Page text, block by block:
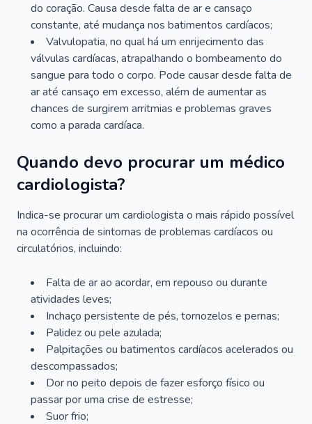
do coração. Causa desde falta de ar e cansaço
constante, até mudança nos batimentos cardíacos;
Valvulopatia, no qual há um enrijecimento das
válvulas cardíacas, atrapalhando o bombeamento do
sangue para todo o corpo. Pode causar desde falta de
ar até cansaço em excesso, além de aumentar as
chances de surgirem arritmias e problemas graves
como a parada cardíaca.
Quando devo procurar um médico
cardiologista?
Indica-se procurar um cardiologista o mais rápido possível
na ocorrência de sintomas de problemas cardíacos ou
circulatórios, incluindo:
Falta de ar ao acordar, em repouso ou durante
atividades leves;
Inchaço persistente de pés, tornozelos e pernas;
Palidez ou pele azulada;
Palpitações ou batimentos cardíacos acelerados ou
descompassados;
Dor no peito depois de fazer esforço físico ou
passar por uma crise de estresse;
Suor frio;